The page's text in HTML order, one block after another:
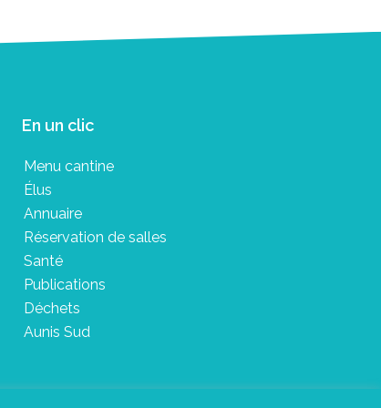
En un clic
Menu cantine
Élus
Annuaire
Réservation de salles
Santé
Publications
Déchets
Aunis Sud